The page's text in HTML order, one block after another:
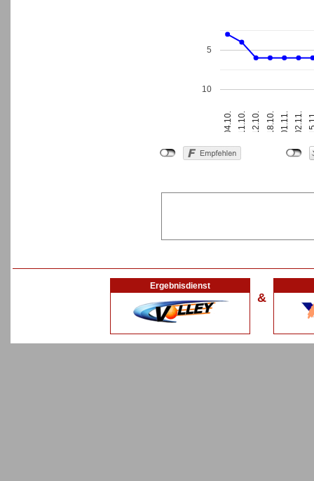
04.10. 11.10. 12.10. 18.10. 01.11. 02.11.
5
10
Ergebnisdienst
&